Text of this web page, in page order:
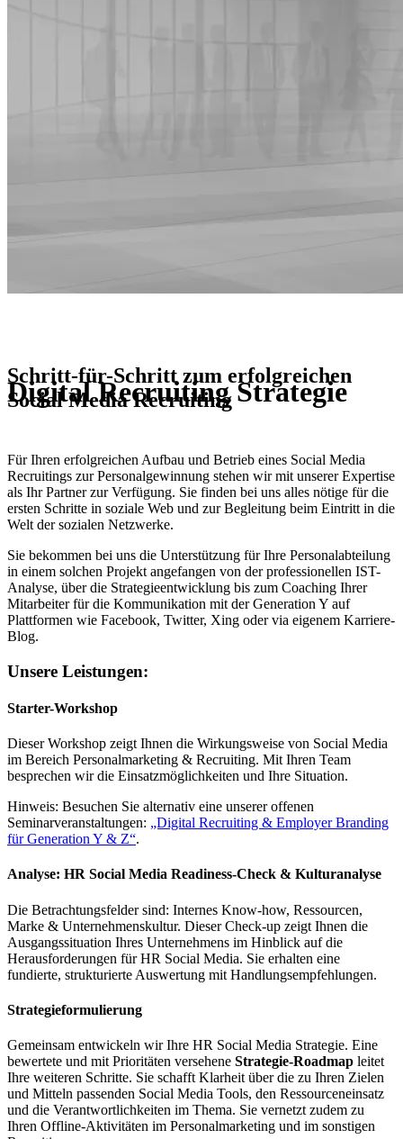
Digital Recruiting Strategie
Schritt-für-Schritt zum erfolgreichen
Social Media Recruiting
Für Ihren erfolgreichen Aufbau und Betrieb eines Social Media
Recruitings zur Personalgewinnung stehen wir mit unserer Expertise
als Ihr Partner zur Verfügung. Sie finden bei uns alles nötige für die
ersten Schritte in soziale Web und zur Begleitung beim Eintritt in die
Welt der sozialen Netzwerke.
Sie bekommen bei uns die Unterstützung für Ihre Personalabteilung
in einem solchen Projekt angefangen von der professionellen IST-
Analyse, über die Strategieentwicklung bis zum Coaching Ihrer
Mitarbeiter für die Kommunikation mit der Generation Y auf
Plattformen wie Facebook, Twitter, Xing oder via eigenem Karriere-
Blog.
Unsere Leistungen:
Starter-Workshop
Dieser Workshop zeigt Ihnen die Wirkungsweise von Social Media
im Bereich Personalmarketing & Recruiting. Mit Ihren Team
besprechen wir die Einsatzmöglichkeiten und Ihre Situation.
Hinweis: Besuchen Sie alternativ eine unserer offenen
Seminarveranstaltungen: „Digital Recruiting & Employer Branding
für Generation Y & Z“.
Analyse: HR Social Media Readiness-Check & Kulturanalyse
Die Betrachtungsfelder sind: Internes Know-how, Ressourcen,
Marke & Unternehmenskultur. Dieser Check-up zeigt Ihnen die
Ausgangssituation Ihres Unternehmens im Hinblick auf die
Herausforderungen für HR Social Media. Sie erhalten eine
fundierte, strukturierte Auswertung mit Handlungsempfehlungen.
Strategieformulierung
Gemeinsam entwickeln wir Ihre HR Social Media Strategie. Eine
bewertete und mit Prioritäten versehene Strategie-Roadmap leitet
Ihre weiteren Schritte. Sie schafft Klarheit über die zu Ihren Zielen
und Mitteln passenden Social Media Tools, den Ressourceneinsatz
und die Verantwortlichkeiten im Thema. Sie vernetzt zudem zu
Ihren Offline-Aktivitäten im Personalmarketing und im sonstigen